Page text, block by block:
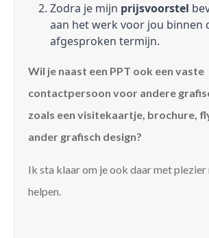
Zodra je mijn prijsvoorstel
aan het werk voor jou binnen
afgesproken termijn.
Wil je naast een PPT ook een vaste
contactpersoon voor andere
zoals een visitekaartje, brochure,
ander grafisch design?
Ik sta klaar om je ook daar met plezier
helpen.